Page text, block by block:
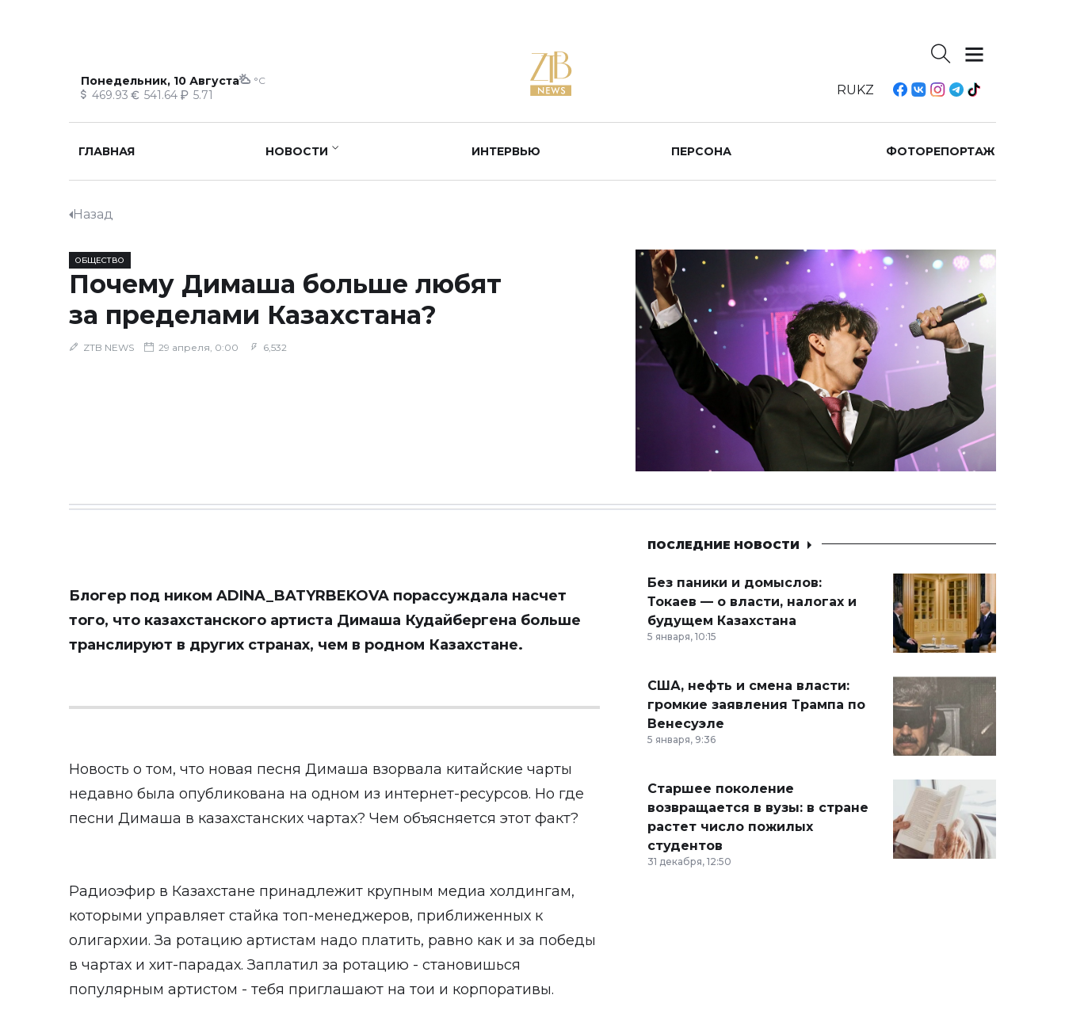
Понедельник, 10 Августа °C
469.93 541.64 5.71 RUKZ
ГЛАВНАЯ НОВОСТИ ИНТЕРВЬЮ ПЕРСОНА ФОТОРЕПОРТАЖ
Назад
ОБЩЕСТВО
Почему Димаша больше любят
за пределами Казахстана?
ZTB NEWS 29 апреля, 0:00 6,532
Блогер под ником ADINA_BATYRBEKOVA порассуждала насчет
того, что казахстанского артиста Димаша Кудайбергена больше
транслируют в других странах, чем в родном Казахстане.
Новость о том, что новая песня Димаша взорвала китайские чарты
недавно была опубликована на одном из интернет-ресурсов. Но где
песни Димаша в казахстанских чартах? Чем объясняется этот факт?
Радиоэфир в Казахстане принадлежит крупным медиа холдингам,
которыми управляет стайка топ-менеджеров, приближенных к
олигархии. За ротацию артистам надо платить, равно как и за победы
в чартах и хит-парадах. Заплатил за ротацию - становишься
популярным артистом - тебя приглашают на тои и корпоративы.
ПОСЛЕДНИЕ НОВОСТИ
Без паники и домыслов:
Токаев — о власти, налогах и
будущем Казахстана
5 января, 10:15
США, нефть и смена власти:
громкие заявления Трампа по
Венесуэле
5 января, 9:36
Старшее поколение
возвращается в вузы: в стране
растет число пожилых
студентов
31 декабря, 12:50